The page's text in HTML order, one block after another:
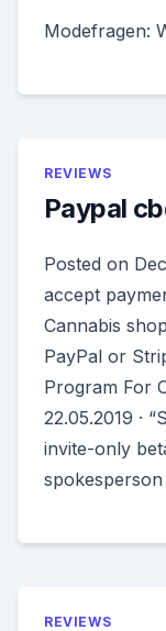
Modefragen:
REVIEWS
Paypal
Posted on
accept
Cannabis
PayPal or
Program For
22.05.2019 ·
invite-only
REVIEWS